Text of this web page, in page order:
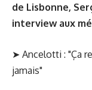
de Lisbonne,
interview aux
➤ Ancelotti : "Ça
jamais"